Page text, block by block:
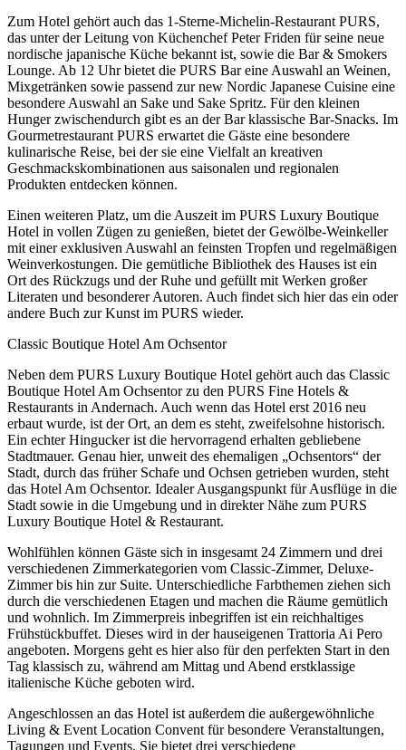
Zum Hotel gehört auch das 1-Sterne-Michelin-Restaurant PURS,
das unter der Leitung von Küchenchef Peter Friden für seine neue
nordische japanische Küche bekannt ist, sowie die Bar & Smokers
Lounge. Ab 12 Uhr bietet die PURS Bar eine Auswahl an Weinen,
Mixgetränken sowie passend zur new Nordic Japanese Cuisine eine
besondere Auswahl an Sake und Sake Spritz. Für den kleinen
Hunger zwischendurch gibt es an der Bar klassische Bar-Snacks. Im
Gourmetrestaurant PURS erwartet die Gäste eine besondere
kulinarische Reise, bei der sie eine Vielfalt an kreativen
Geschmackskombinationen aus saisonalen und regionalen
Produkten entdecken können.
Einen weiteren Platz, um die Auszeit im PURS Luxury Boutique
Hotel in vollen Zügen zu genießen, bietet der Gewölbe-Weinkeller
mit einer exklusiven Auswahl an feinsten Tropfen und regelmäßigen
Weinverkostungen. Die gemütliche Bibliothek des Hauses ist ein
Ort des Rückzugs und der Ruhe und gefüllt mit Werken großer
Literaten und besonderer Autoren. Auch findet sich hier das ein oder
andere Buch zur Kunst im PURS wieder.
Classic Boutique Hotel Am Ochsentor
Neben dem PURS Luxury Boutique Hotel gehört auch das Classic
Boutique Hotel Am Ochsentor zu den PURS Fine Hotels &
Restaurants in Andernach. Auch wenn das Hotel erst 2016 neu
erbaut wurde, ist der Ort, an dem es steht, zweifelsohne historisch.
Ein echter Hingucker ist die hervorragend erhalten gebliebene
Stadtmauer. Genau hier, unweit des ehemaligen „Ochsentors“ der
Stadt, durch das früher Schafe und Ochsen getrieben wurden, steht
das Hotel Am Ochsentor. Idealer Ausgangspunkt für Ausflüge in die
Stadt sowie in die Umgebung und in direkter Nähe zum PURS
Luxury Boutique Hotel & Restaurant.
Wohlfühlen können Gäste sich in insgesamt 24 Zimmern und drei
verschiedenen Zimmerkategorien vom Classic-Zimmer, Deluxe-
Zimmer bis hin zur Suite. Unterschiedliche Farbthemen ziehen sich
durch die verschiedenen Etagen und machen die Räume gemütlich
und wohnlich. Im Zimmerpreis inbegriffen ist ein reichhaltiges
Frühstückbuffet. Dieses wird in der hauseigenen Trattoria Ai Pero
angeboten. Morgens geht es hier also für den perfekten Start in den
Tag klassisch zu, während am Mittag und Abend erstklassige
italienische Küche geboten wird.
Angeschlossen an das Hotel ist außerdem die außergewöhnliche
Living & Event Location Convent für besondere Veranstaltungen,
Tagungen und Events. Sie bietet drei verschiedene